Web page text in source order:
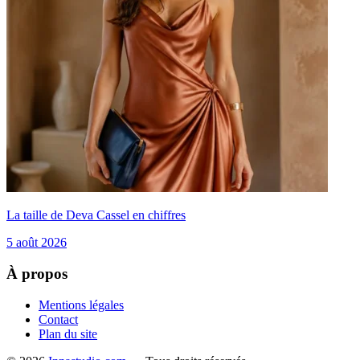
La taille de Deva Cassel en chiffres
5 août 2026
À propos
Mentions légales
Contact
Plan du site